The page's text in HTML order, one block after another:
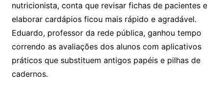
nutricionista, conta que revisar fichas de pacientes e
elaborar cardápios ficou mais rápido e agradável.
Eduardo, professor da rede pública, ganhou tempo
correndo as avaliações dos alunos com aplicativos
práticos que substituem antigos papéis e pilhas de
cadernos.